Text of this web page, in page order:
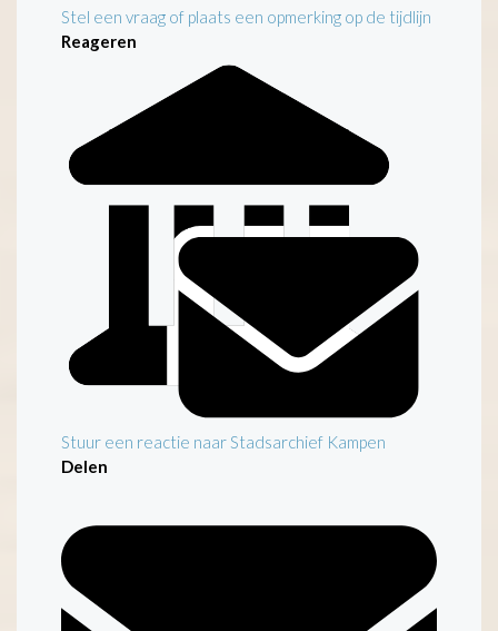
Stel een vraag of plaats een opmerking op de tijdlijn
Reageren
Stuur een reactie naar Stadsarchief Kampen
Delen